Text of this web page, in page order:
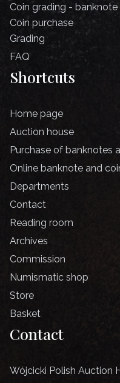
Coin grading - banknote
Coin purchase
Grading
FAQ
Shortcuts
Home page
Auction house
Purchase of banknotes
Online banknote and
Departments
Contact
Reading room
Archives
Commission
Numismatic shop
Store
Basket
Contact
Wójcicki Polish Auction